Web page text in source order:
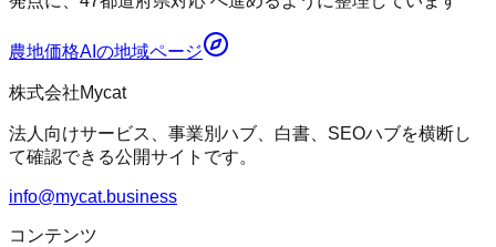
農地価格AI の地域ページ
株式会社Mycat
法人向けサービス、事業別ハブ、白書、SEOハブを横断し
て確認できる公開サイトです。
info@mycat.business
コンテンツ